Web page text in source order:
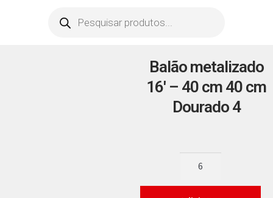
Balão metalizado
16′ – 40 cm 40 cm
Dourado 4